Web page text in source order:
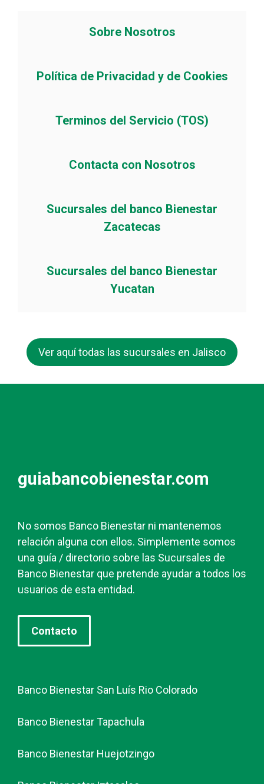
Sobre Nosotros
Política de Privacidad y de Cookies
Terminos del Servicio (TOS)
Contacta con Nosotros
Sucursales del banco Bienestar
Zacatecas
Sucursales del banco Bienestar
Yucatan
Ver aquí todas las sucursales en Jalisco
guiabancobienestar.com
No somos Banco Bienestar ni mantenemos
relación alguna con ellos. Simplemente somos
una guía / directorio sobre las Sucursales de
Banco Bienestar que pretende ayudar a todos los
usuarios de esta entidad.
Contacto
Banco Bienestar San Luís Rio Colorado
Banco Bienestar Tapachula
Banco Bienestar Huejotzingo